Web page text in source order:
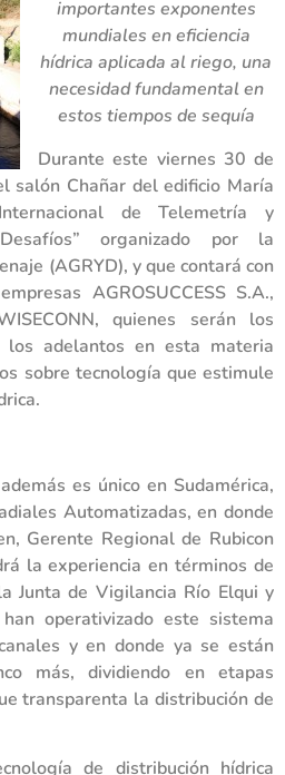
importantes exponentes
mundiales en eficiencia
hídrica aplicada al riego, una
necesidad fundamental en
estos tiempos de sequía
Durante este viernes 30 de
salón Chañar del edificio María
de Telemetría y
organizado por la
(AGRYD), y que contará con
AGROSUCCESS S.A.,
quienes serán los
los adelantos en esta materia
sobre tecnología que estimule
es único en Sudamérica,
Automatizadas, en donde
Gerente Regional de Rubicon
la experiencia en términos de
Junta de Vigilancia Río Elqui y
operativizado este sistema
y en donde ya se están
más, dividiendo en etapas
transparenta la distribución de
de distribución hídrica